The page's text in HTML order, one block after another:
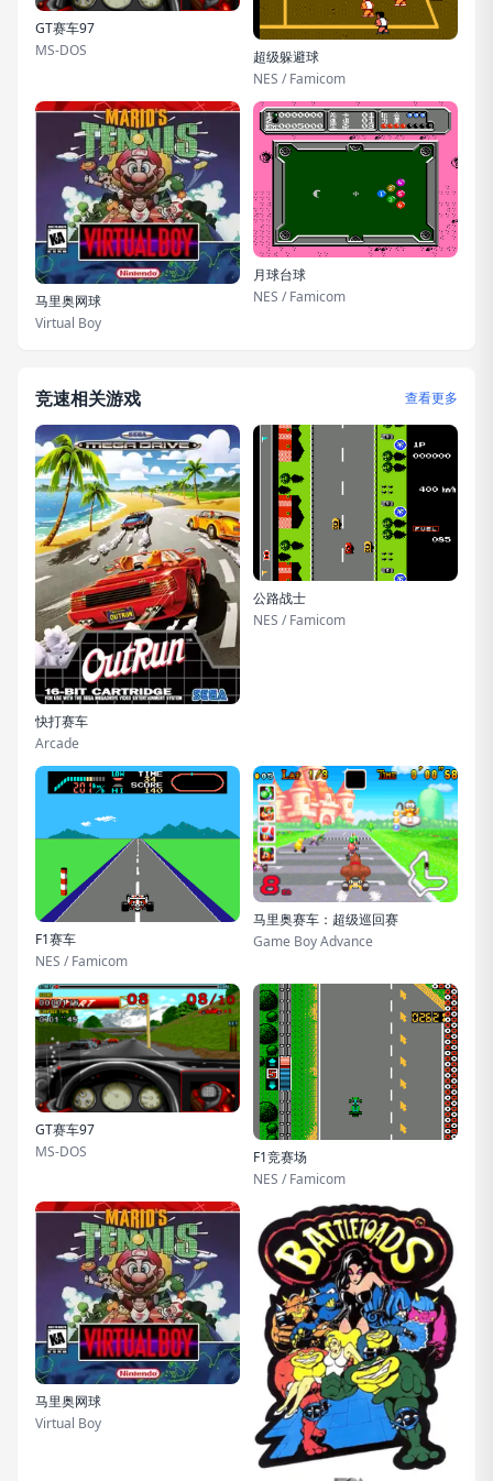
GT赛车97
MS-DOS
超级躲避球
NES / Famicom
马里奥网球
Virtual Boy
月球台球
NES / Famicom
竞速相关游戏 查看更多
快打赛车
Arcade
公路战士
NES / Famicom
F1赛车
NES / Famicom
马里奥赛车：超级巡回赛
Game Boy Advance
GT赛车97
MS-DOS
F1竞赛场
NES / Famicom
马里奥网球
Virtual Boy